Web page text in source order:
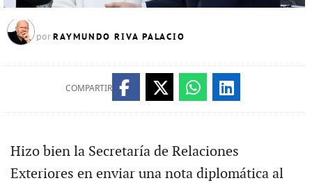
por RAYMUNDO RIVA PALACIO
COMPARTIR
Hizo bien la Secretaría de Relaciones
Exteriores en enviar una nota diplomática al